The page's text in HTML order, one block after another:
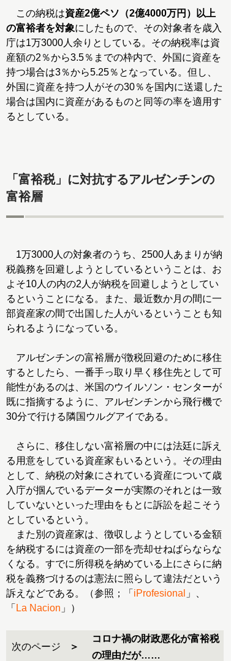
この納税は資産2億ペソ（2億4000万円）以上
の富裕者を対象にしたもので、その対象者を歳入
庁は1万3000人余りとしている。その納税率は資
産額の2％から3.5％までの枠内で、外国に資産を
持つ場合は3％から5.25％となっている。但し、
外国に資産を持つ人がその30％を国内に送還した
場合は国内に資産があるものと同等の率を適用す
るとしている。
「富裕税」に対抗するアルゼンチンの
富裕層
1万3000人の対象者のうち、2500人あまりが納
税義務を回避しようとしているということは、お
よそ10人の内の2人が納税を回避しようとしてい
るということになる。また、最近数か月の間に一
部資産家の間で出国した人がいるということも知
られるようになっている。
アルゼンチンの富裕層が徴税回避のために移住
するとしたら、一番手っ取り早く移住先として可
能性があるのは、米国のウイルソン・センターが
既に指摘するように、アルゼンチンから飛行機で
30分で行ける隣国ウルグアイである。
さらに、移住しない富裕層の中には法廷に訴え
る用意をしている資産家もいるという。その理由
として、納税の対象にされている資産について歳
入庁が掴んでいるデーターが実際のそれとは一致
していないといった理由をもとに訴訟を起こそう
としているという。
また別の資産家は、徴収しようとしている金額
を納税するには資産の一部を売却せねばらならな
くなる。すでに所得税を納めている上にさらに納
税を義務づけるのは憲法に照らして違法だという
訴えなどである。（参照；「 iProfesional 」、
「 La Nacion 」）
次のページ
コロナ禍の財政悪化が富裕税
の理由だが……